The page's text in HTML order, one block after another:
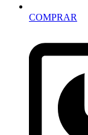
COMPRAR